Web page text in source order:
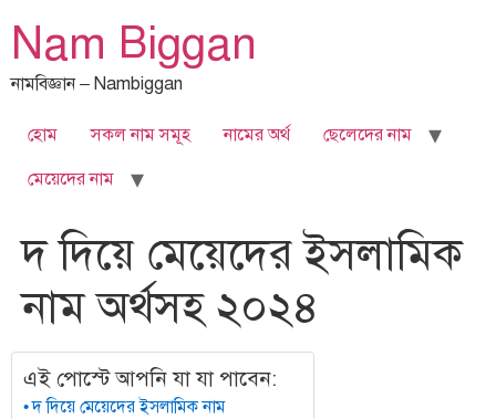
content
Nam Biggan
নামবিজ্ঞান – Nambiggan
হোম সকল নাম সমূহ নামের অর্থ
ছেলেদের নাম
মেয়েদের নাম
দ দিয়ে মেয়েদের ইসলামিক
নাম অর্থসহ ২০২৪
এই পোস্টে আপনি যা যা পাবেন:
দ দিয়ে মেয়েদের ইসলামিক নাম